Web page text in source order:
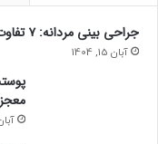
جراحی بینی مردانه: ۷ تفاوت کلیدی که بینی شما را “زنانه” نمی‌کند!
آبان 15, 1404
آبان 17,